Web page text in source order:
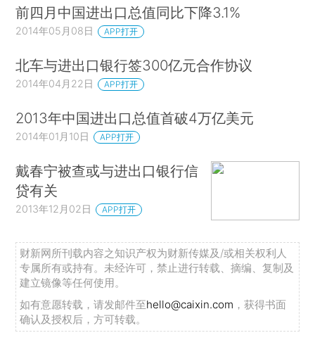
前四月中国进出口总值同比下降3.1%
2014年05月08日 APP打开
北车与进出口银行签300亿元合作协议
2014年04月22日 APP打开
2013年中国进出口总值首破4万亿美元
2014年01月10日 APP打开
戴春宁被查或与进出口银行信
贷有关
2013年12月02日 APP打开
财新网所刊载内容之知识产权为财新传媒及/或相关权利人
专属所有或持有。未经许可，禁止进行转载、摘编、复制及
建立镜像等任何使用。
如有意愿转载，请发邮件至hello@caixin.com ，获得书面
确认及授权后，方可转载。